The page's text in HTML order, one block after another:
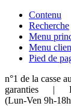
Contenu
Recherche
Menu
Menu
Pied de
n°1 de la casse
garanties |
(Lun-Ven 9h-